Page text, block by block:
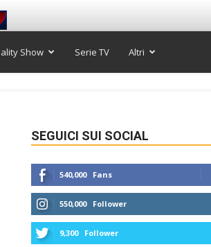
Show Serie TV Altri
SEGUICI SUI SOCIAL
540,000 Fans
550,000 Follower
9,300 Follower